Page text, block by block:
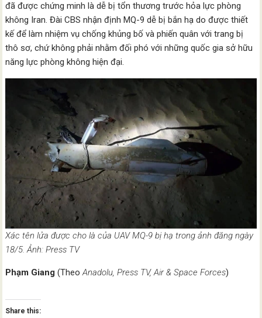
đã được chứng minh là dễ bị tổn thương trước hỏa lực phòng
không Iran. Đài CBS nhận định MQ-9 dễ bị bắn hạ do được thiết
kế để làm nhiệm vụ chống khủng bố và phiến quân với trang bị
thô sơ, chứ không phải nhằm đối phó với những quốc gia sở hữu
năng lực phòng không hiện đại.
Xác tên lửa được cho là của UAV MQ-9 bị hạ trong ảnh đăng ngày
18/5. Ảnh: Press TV
Phạm Giang(TheoAnadolu, Press TV, Air & Space Forces)
Share this: